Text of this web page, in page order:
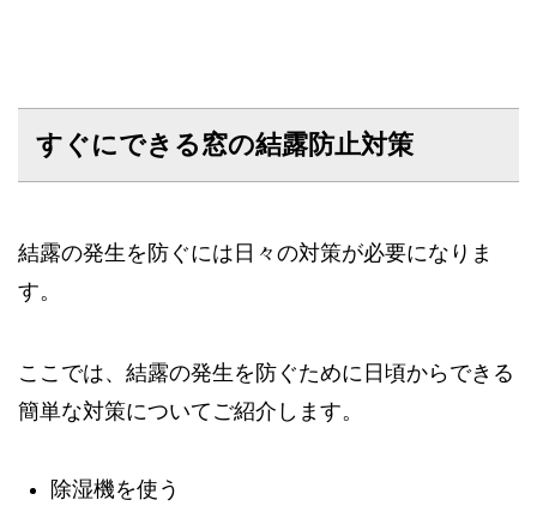
すぐにできる窓の結露防止対策
結露の発生を防ぐには日々の対策が必要になりま
す。
ここでは、結露の発生を防ぐために日頃からできる
簡単な対策についてご紹介します。
除湿機を使う